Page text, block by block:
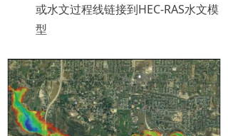
或水文过程线链接到HEC-RAS水文模
型